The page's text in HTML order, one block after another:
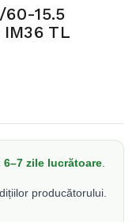
15.5
IM36 TL
6–7 zile lucrătoare
producătorului.